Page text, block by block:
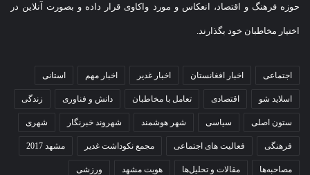
حوزه فرهنگ و اقتصاد، انعکاس و مورد واکاوی قرار داده و بصورت آنلاین در
اختیار مخاطبان خود بگذارند.
اجتماعی اخبار افغانستان اخبار غدیر اخبار مهم استانی
اسلاید شو اقتصادی تعامل با مخاطبان دانش و فناوری زندگی
ستون اصلی سیاسی شهر هوشمند شهروند خبرنگار شهری
فرهنگی فعالیت های اجتماعی مجمع نکوداشت غدیر مشهد 2017
مصاحبه‌ها مقالات و تحلیل‌ها هویت مشهد ورزشی